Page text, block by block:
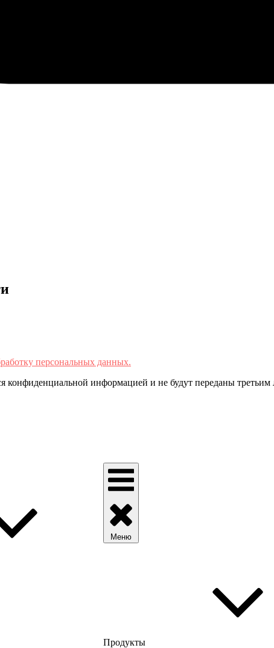
персональных данных.
конфиденциальной информацией и не будут переданы третьим
Меню
Продукты